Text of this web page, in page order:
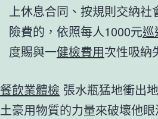
上休息合同、按規則交納社
險費的，依照每人1000元
度賜與一健檢費用次性吸納
餐飲業體檢 張水瓶猛地衝出
土豪用物質的力量來破壞他眼